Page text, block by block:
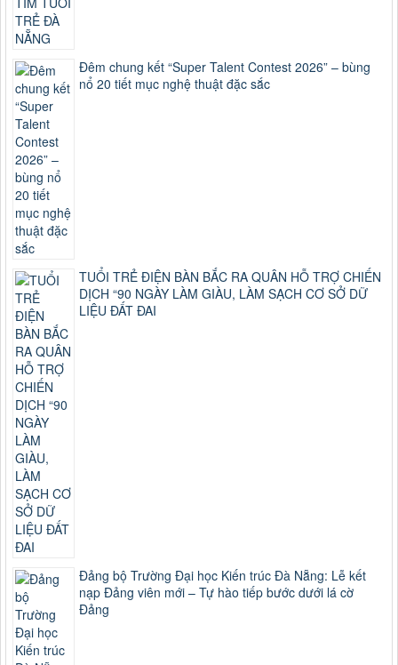
Đêm chung kết “Super Talent Contest 2026” – bùng
nổ 20 tiết mục nghệ thuật đặc sắc
TUỔI TRẺ ĐIỆN BÀN BẮC RA QUÂN HỖ TRỢ CHIẾN
DỊCH “90 NGÀY LÀM GIÀU, LÀM SẠCH CƠ SỞ DỮ
LIỆU ĐẤT ĐAI
Đảng bộ Trường Đại học Kiến trúc Đà Nẵng: Lễ kết
nạp Đảng viên mới – Tự hào tiếp bước dưới lá cờ
Đảng